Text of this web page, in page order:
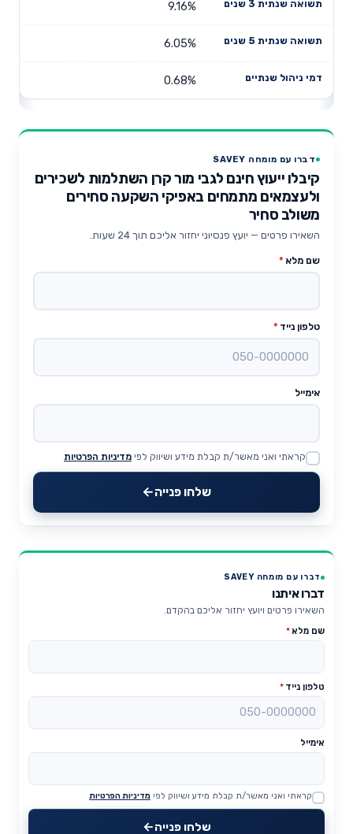
9.16%
6.05%
0.68%
דברו עם מומחה SAVEY
קיבלו ייעוץ חינם לגבי מור קרן השתלמות לשכירים
ולעצמאים מתמחים באפיקי השקעה סחירים
משולב סחיר
השאירו פרטים — יועץ פנסיוני יחזור אליכם תוך 24 שעות.
שם מלא *
טלפון נייד *
אימייל
Website
קראתי ואני מאשר/ת קבלת מידע ושיווק לפי מדיניות הפרטיות
שלחו פנייה
דברו עם מומחה SAVEY
דברו איתנו
השאירו פרטים ויועץ יחזור אליכם בהקדם.
שם מלא*
טלפון נייד *
אימייל
Website
קראתי ואני מאשר/ת קבלת מידע ושיווק לפי מדיניות הפרטיות
שלחו פנייה